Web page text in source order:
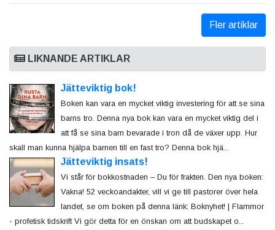
Fler artiklar
LIKNANDE ARTIKLAR
Jätteviktig bok!
Boken kan vara en mycket viktig investering för att se sina
barns tro. Denna nya bok kan vara en mycket viktig del i
att få se sina barn bevarade i tron då de växer upp. Hur
skall man kunna hjälpa barnen till en fast tro? Denna bok hjä...
Jätteviktig insats!
Vi står för bokkostnaden – Du för frakten. Den nya boken:
Vakna! 52 veckoandakter, vill vi ge till pastorer över hela
landet, se om boken på denna länk: Boknyhet! | Flammor
- profetisk tidskrift Vi gör detta för en önskan om att budskapet o...